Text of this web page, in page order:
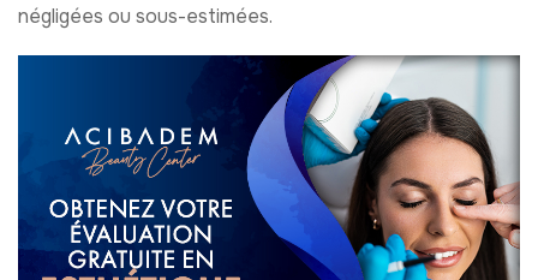
négligées ou sous-estimées.